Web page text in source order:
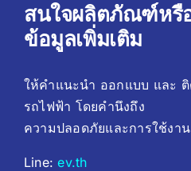
สนใจผลิตภัณฑ์หรื
ข้อมูลเพิ่มเติม
ให้คำแนะนำ ออกแบบ และ ติ
รถไฟฟ้า โดยคํานึงถึง
ความปลอดภัยและการใช้งา
Line:ev.th